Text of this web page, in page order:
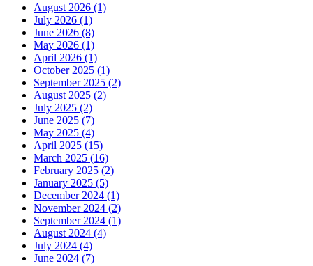
August 2026 (1)
July 2026 (1)
June 2026 (8)
May 2026 (1)
April 2026 (1)
October 2025 (1)
September 2025 (2)
August 2025 (2)
July 2025 (2)
June 2025 (7)
May 2025 (4)
April 2025 (15)
March 2025 (16)
February 2025 (2)
January 2025 (5)
December 2024 (1)
November 2024 (2)
September 2024 (1)
August 2024 (4)
July 2024 (4)
June 2024 (7)